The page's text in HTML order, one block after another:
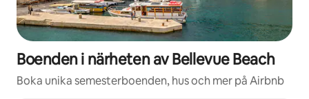
Boenden i närheten av Bellevue Beach
Boka unika semesterboenden, hus och mer på Airbnb